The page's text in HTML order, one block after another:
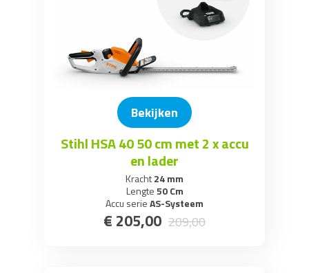
Bekijken
Stihl HSA 40 50 cm met 2 x accu
en lader
Kracht24 mm
Lengte50 Cm
Accu serieAS-Systeem
€ 205,00 209,00